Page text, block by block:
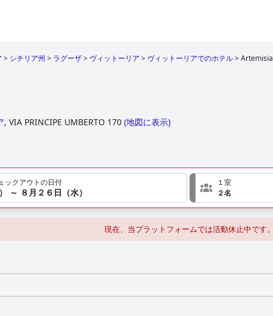
> シチリア州 > ラグーザ> ヴィットーリア > ヴィットーリアでのホテル>Artemisia
, VIA PRINCIPE UMBERTO 170 (地図に表示)
ックアウトの日付
～ ８月２６日（水）
１室
２名
現在、当プラットフォームでは活動休止中です。